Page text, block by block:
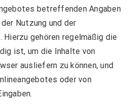
betreffenden Angaben
Nutzung und der
Hierzu gehören regelmäßig die
ist, um die Inhalte von
ausliefern zu können, und
oder von